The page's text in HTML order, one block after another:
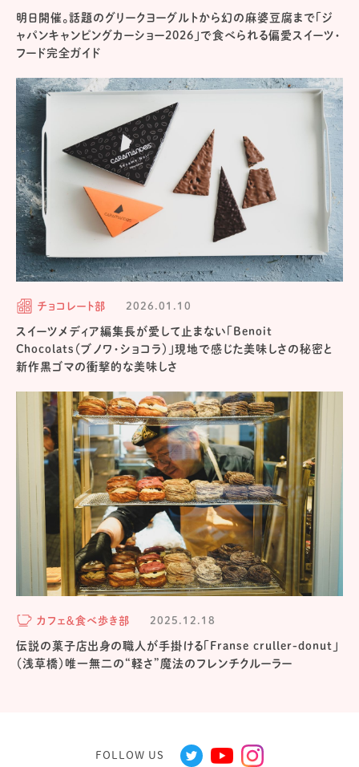
明日開催。話題のグリークヨーグルトから幻の麻婆豆腐まで「ジ
ャパンキャンピングカーショー2026」で食べられる偏愛スイーツ・
フード完全ガイド
チョコレート部 2026.01.10
スイーツメディア編集長が愛して止まない「Benoit
Chocolats（ブノワ・ショコラ）」現地で感じた美味しさの秘密と
新作黒ゴマの衝撃的な美味しさ
カフェ＆食べ歩き部 2025.12.18
伝説の菓子店出身の職人が手掛ける「Franse cruller-donut」
（浅草橋）唯一無二の“軽さ”魔法のフレンチクルーラー
FOLLOW US